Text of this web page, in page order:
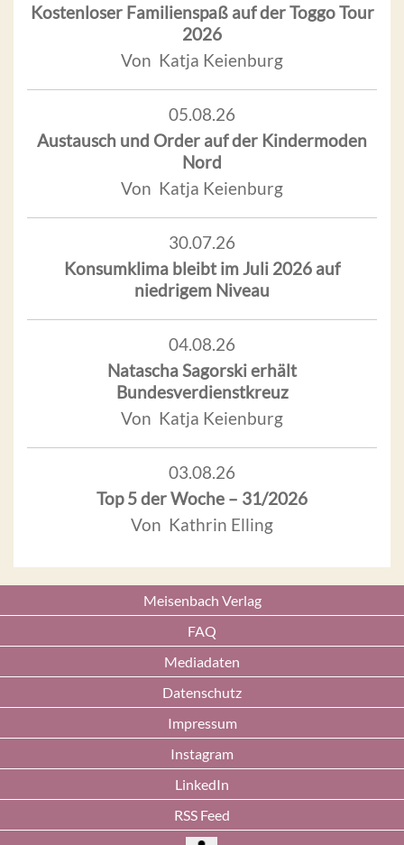
Kostenloser Familienspaß auf der Toggo Tour
2026
Von Katja Keienburg
05.08.26
Austausch und Order auf der Kindermoden
Nord
Von Katja Keienburg
30.07.26
Konsumklima bleibt im Juli 2026 auf
niedrigem Niveau
04.08.26
Natascha Sagorski erhält
Bundesverdienstkreuz
Von Katja Keienburg
03.08.26
Top 5 der Woche – 31/2026
Von Kathrin Elling
Meisenbach Verlag
FAQ
Mediadaten
Datenschutz
Impressum
Instagram
LinkedIn
RSS Feed